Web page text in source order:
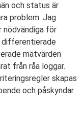
och status är
problem. Jag
nödvändiga för
differentierade
mätvärden
från råa loggar.
skapas
och påskyndar